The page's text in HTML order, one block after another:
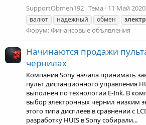
SupportObmen192 Тема 11 Май 2020
валют
надёжный обмен
Форум:Финансовые объявления
Начинаются продажи
чернилах
Компания Sony начала принимать
пульт дистанционного управления
выполнен по технологии E-Ink. В
выбор электронных чернил низким
этого типа дисплеев в сравнении c
разработку HUIS в Sony собирали...